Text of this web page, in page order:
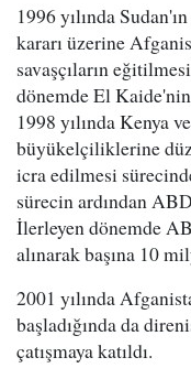
1996 yılında
kararı üzerine
savaşçıların
dönemde El
1998 yılında Kenya
büyükelçiliklerine
icra edilmesi
sürecin ardından
İlerleyen dönemde
alınarak başına 10
2001 yılında
başladığında da
çatışmaya katıldı.